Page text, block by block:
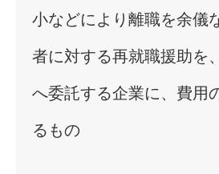
小などにより離職を余儀
者に対する再就職援助を
へ委託する企業に、費用
るもの